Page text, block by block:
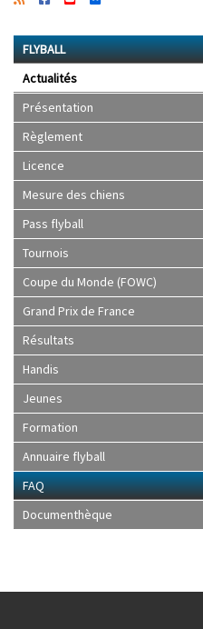
FLYBALL
Actualités
Présentation
Règlement
Licence
Mesure des chiens
Pass flyball
Tournois
Coupe du Monde (FOWC)
Grand Prix de France
Résultats
Handis
Jeunes
Formation
Annuaire flyball
FAQ
Documenthèque